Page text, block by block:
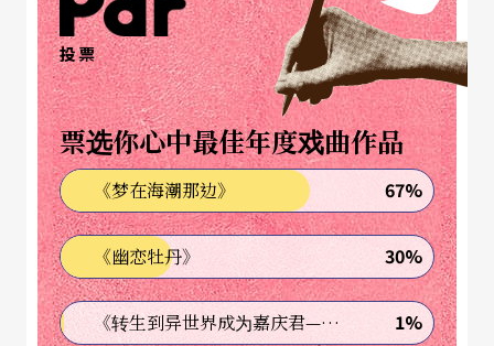
著大哥哥大姊姊的引导，走到了一个停车场展开教
学课程，长度约半小时，那天的主题是「乐器DI
Y」，每天搭配音乐会主题设计不同的课程。
小朋友费用每人美金八元，课程大人不收费，音乐
会入场券每人是美金五元，全家四口人一个早上的
花费是美金三十六元。小朋友制作乐器时，我开始
作算术。现场大人小孩四百人左右，门票收入约二
千美金，课程只有一半的小朋友参加，教学收入约
投票
票选你心中最佳年度戏曲作品
《梦在海潮那边》 67%
《幽恋牡丹》 30%
《转生到异世界成为嘉庆君—发现我的祖先是诈骗集团!?》 1%